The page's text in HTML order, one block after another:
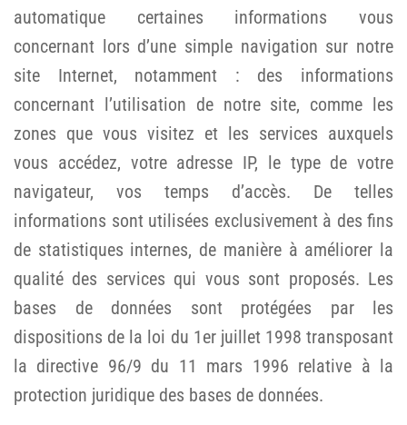
automatique certaines informations vous
concernant lors d’une simple navigation sur notre
site Internet, notamment : des informations
concernant l’utilisation de notre site, comme les
zones que vous visitez et les services auxquels
vous accédez, votre adresse IP, le type de votre
navigateur, vos temps d’accès. De telles
informations sont utilisées exclusivement à des fins
de statistiques internes, de manière à améliorer la
qualité des services qui vous sont proposés. Les
bases de données sont protégées par les
dispositions de la loi du 1er juillet 1998 transposant
la directive 96/9 du 11 mars 1996 relative à la
protection juridique des bases de données.